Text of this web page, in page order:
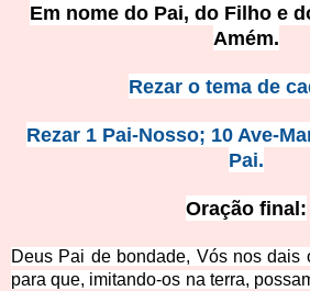
Em nome do Pai, do Filho e
Amém.
Rezar o tema de
Rezar 1 Pai-Nosso; 10 Ave-
Pai.
Oração final:
Deus Pai de bondade, Vós nos dais
para que, imitando-os na terra,